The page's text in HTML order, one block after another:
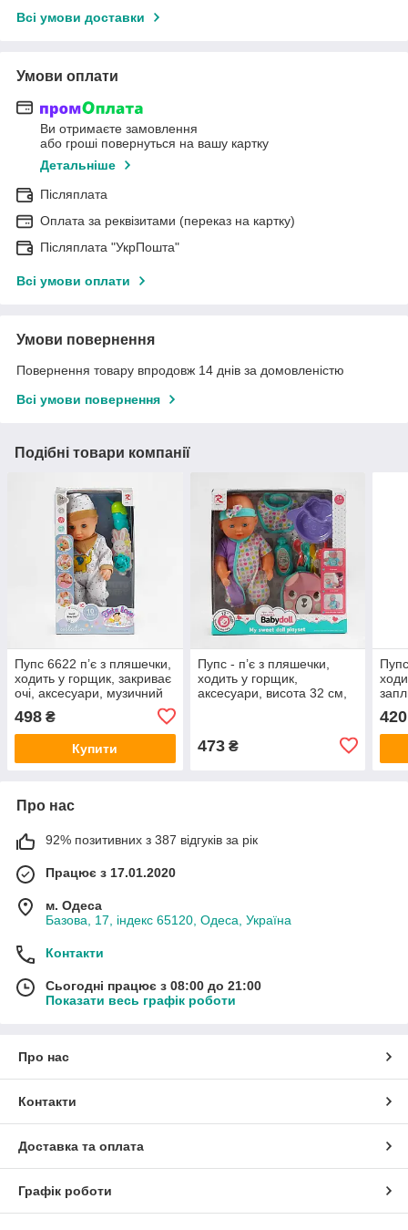
Всі умови доставки
Умови оплати
Ви отримаєте замовлення
або гроші повернуться на вашу картку
Детальніше
Післяплата
Оплата за реквізитами (переказ на картку)
Післяплата "УкрПошта"
Всі умови оплати
Умови повернення
Повернення товару впродовж 14 днів за домовленістю
Всі умови повернення
Подібні товари компанії
Пупс 6622 п’є з пляшечки,
ходить у горщик, закриває
очі, аксесуари, музичний
498 ₴
Купити
Пупс - п’є з пляшечки,
ходить у горщик,
аксесуари, висота 32 см,
473₴
420
Про нас
92% позитивних з 387 відгуків за рік
Працює з 17.01.2020
м. Одеса
Базова, 17, індекс 65120, Одеса, Україна
Контакти
Сьогодні працює з 08:00 до 21:00
Показати весь графік роботи
Про нас
Контакти
Доставка та оплата
Графік роботи